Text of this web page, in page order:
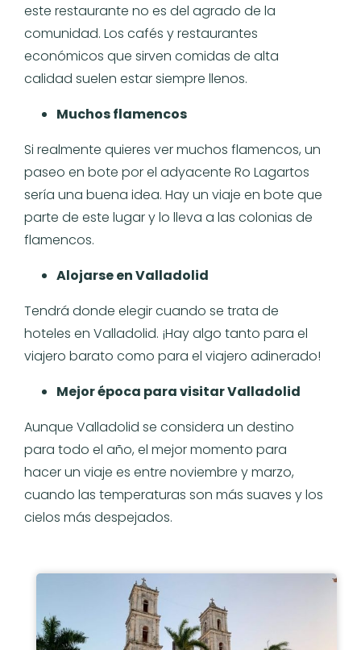
este restaurante no es del agrado de la
comunidad. Los cafés y restaurantes
económicos que sirven comidas de alta
calidad suelen estar siempre llenos.
Muchos flamencos
Si realmente quieres ver muchos flamencos, un
paseo en bote por el adyacente Ro Lagartos
sería una buena idea. Hay un viaje en bote que
parte de este lugar y lo lleva a las colonias de
flamencos.
Alojarse en Valladolid
Tendrá donde elegir cuando se trata de
hoteles en Valladolid. ¡Hay algo tanto para el
viajero barato como para el viajero adinerado!
Mejor época para visitar Valladolid
Aunque Valladolid se considera un destino
para todo el año, el mejor momento para
hacer un viaje es entre noviembre y marzo,
cuando las temperaturas son más suaves y los
cielos más despejados.